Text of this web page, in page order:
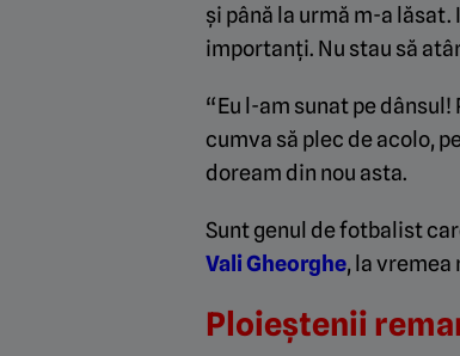
și până la urmă m-a
importanți. Nu stau să
“Eu l-am sunat pe
cumva să plec de acolo,
doream din nou asta.
Sunt genul de fotbalist
Vali Gheorghe, la
Ploieștenii